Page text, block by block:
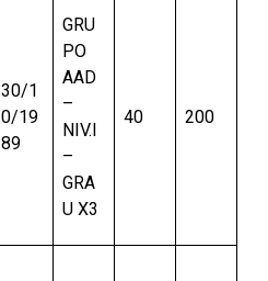
30/1
0/19
89
GRU
PO
AAD
–
NIV.I
–
GRA
U X3
40 200